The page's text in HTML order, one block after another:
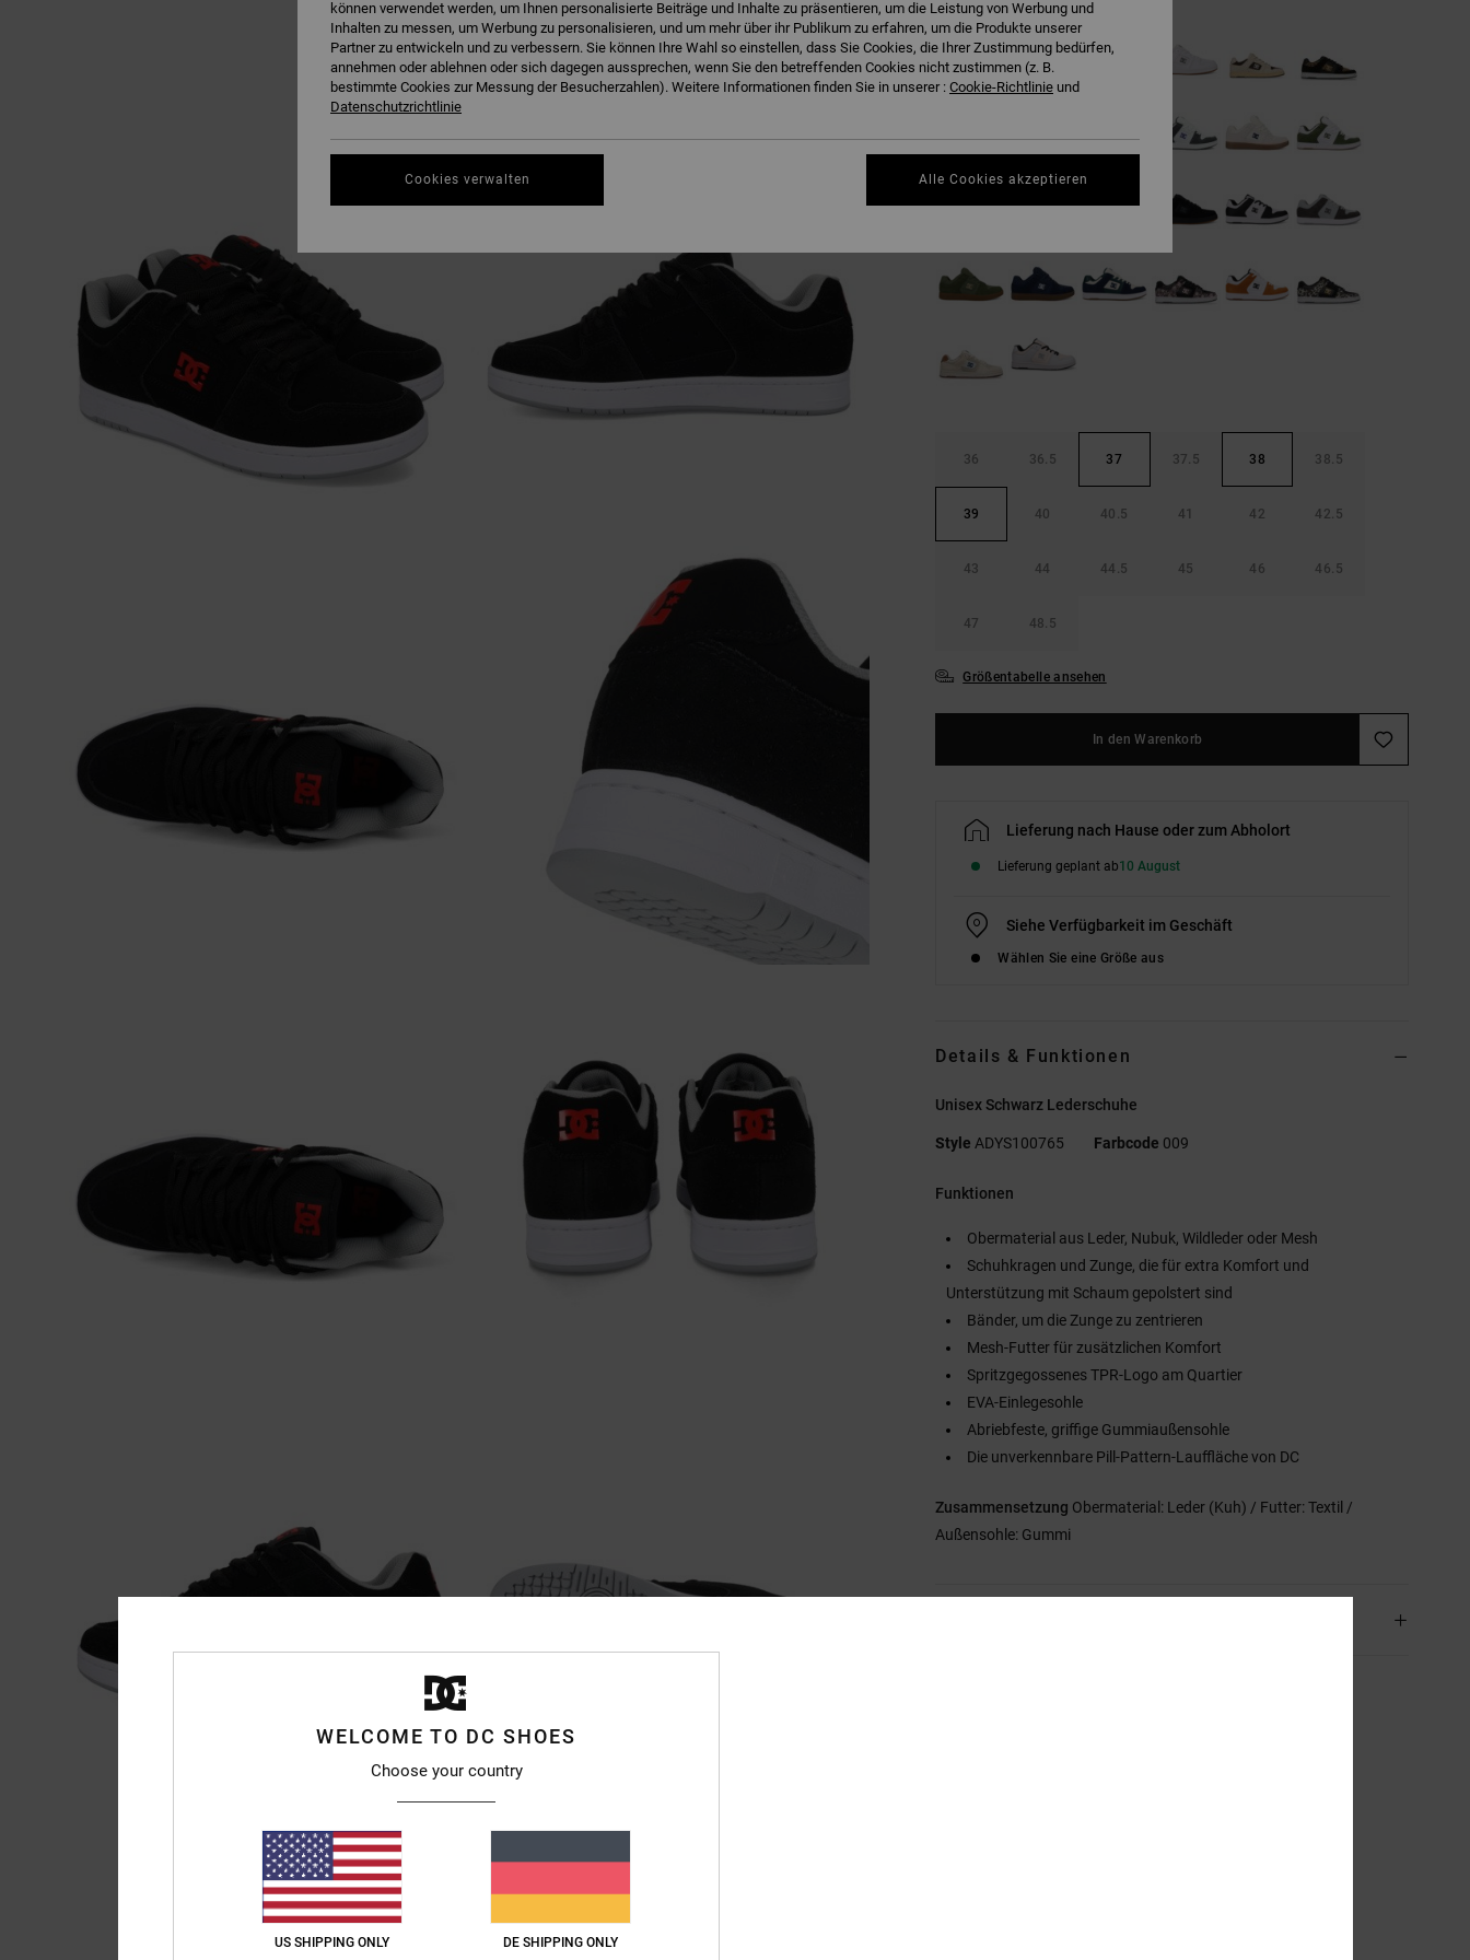
36 36.5 37 37.5 38 38.5
39 40 40.5 41 42 42.5
43 44 44.5 45 46 46.5
47 48.5
Größentabelle ansehen
In den Warenkorb
Lieferung nach Hause oder zum Abholort
Lieferung geplant ab10 August
Siehe Verfügbarkeit im Geschäft
Wählen Sie eine Größe aus
Details & Funktionen
Unisex Schwarz Lederschuhe
Style ADYS100765 Farbcode 009
Funktionen
Obermaterial aus Leder, Nubuk, Wildleder oder Mesh
Schuhkragen und Zunge, die für extra Komfort und
Unterstützung mit Schaum gepolstert sind
Bänder, um die Zunge zu zentrieren
Mesh-Futter für zusätzlichen Komfort
Spritzgegossenes TPR-Logo am Quartier
EVA-Einlegesohle
Abriebfeste, griffige Gummiaußensohle
Die unverkennbare Pill-Pattern-Lauffläche von DC
Zusammensetzung Obermaterial: Leder (Kuh) / Futter: Textil /
Außensohle: Gummi
WELCOME TO DC SHOES
Choose your country
US SHIPPING ONLY DE SHIPPING ONLY
können verwendet werden, um Ihnen personalisierte Beiträge und Inhalte zu präsentieren, um die Leistung von Werbung und
Inhalten zu messen, um Werbung zu personalisieren, und um mehr über ihr Publikum zu erfahren, um die Produkte unserer
Partner zu entwickeln und zu verbessern. Sie können Ihre Wahl so einstellen, dass Sie Cookies, die Ihrer Zustimmung bedürfen,
annehmen oder ablehnen oder sich dagegen aussprechen, wenn Sie den betreffenden Cookies nicht zustimmen (z. B.
bestimmte Cookies zur Messung der Besucherzahlen). Weitere Informationen finden Sie in unserer : Cookie-Richtlinie und
Datenschutzrichtlinie
Cookies verwalten Alle Cookies akzeptieren